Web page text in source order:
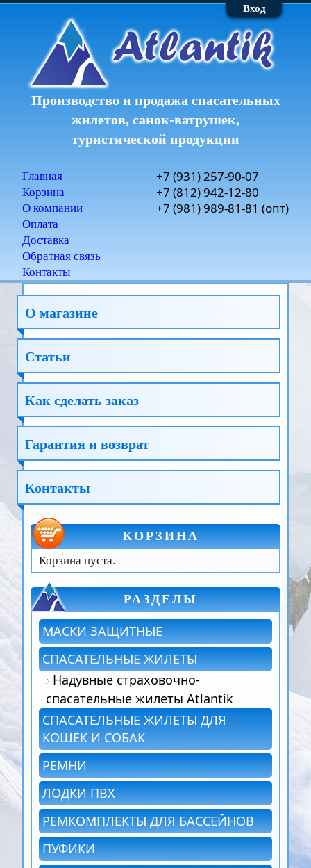
Вход
Производство и продажа спасательных
жилетов, санок-ватрушек,
туристической продукции
+7 (931)257-90-07
+7 (812)942-12-80
+7 (981)989-81-81 (опт)
Главная
Корзина
О компании
Оплата
Доставка
Обратная связь
Контакты
О магазине
Статьи
Как сделать заказ
Гарантия и возврат
Контакты
КОРЗИНА
Корзина пуста.
РАЗДЕЛЫ
МАСКИ ЗАЩИТНЫЕ
СПАСАТЕЛЬНЫЕ ЖИЛЕТЫ
Надувные страховочно-
спасательные жилеты Atlantik
СПАСАТЕЛЬНЫЕ ЖИЛЕТЫ ДЛЯ
КОШЕК И СОБАК
РЕМНИ
ЛОДКИ ПВХ
РЕМКОМПЛЕКТЫ ДЛЯ БАССЕЙНОВ
ПУФИКИ